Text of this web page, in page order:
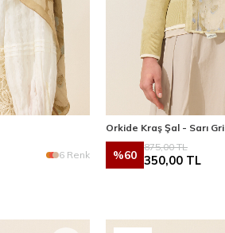
6 Renk
Orkide Kraş Şal - Sarı Gri
%60
875,00TL
350,00 TL